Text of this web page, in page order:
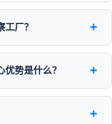
厂？ +
势是什么？ +
+